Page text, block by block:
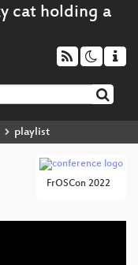
playlist
FrOSCon 2022